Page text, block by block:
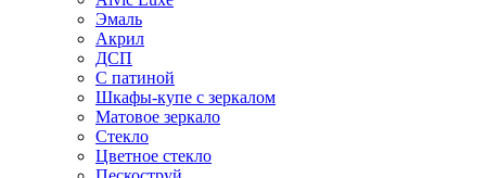
Эмаль
Акрил
ДСП
С патиной
Шкафы-купе с зеркалом
Матовое зеркало
Стекло
Цветное стекло